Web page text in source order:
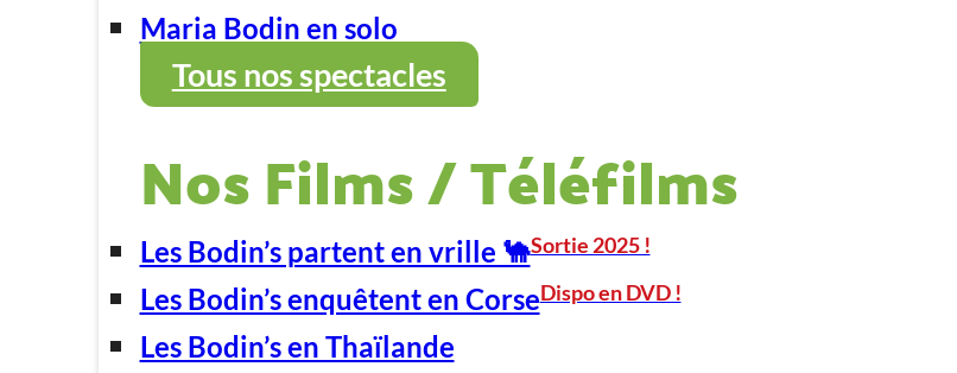
Maria Bodin en solo
Tous nos spectacles
Nos Films / Téléfilms
Les Bodin’s partent en vrille 🐪Sortie 2025 !
Les Bodin’s enquêtent en CorseDispo en DVD !
Les Bodin’s en Thaïlande